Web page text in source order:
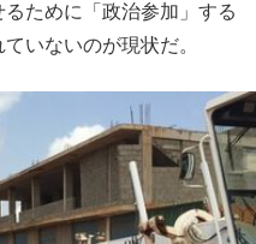
ために「政治参加」する
いないのが現状だ。